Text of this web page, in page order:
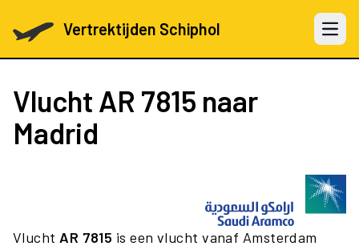
Vertrektijden Schiphol Open
Vlucht AR 7815 naar
Madrid
Vlucht AR 7815 is een vlucht vanaf Amsterdam